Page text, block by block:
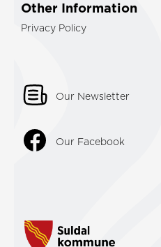
Other Information
Privacy Policy
Our Newsletter
Our Facebook